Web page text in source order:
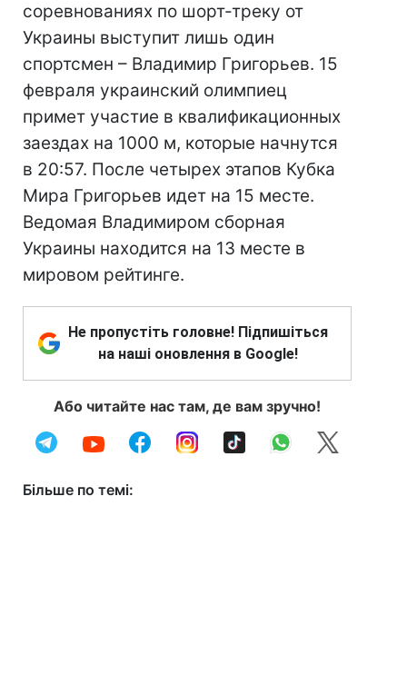
соревнованиях по шорт-треку от
Украины выступит лишь один
спортсмен – Владимир Григорьев. 15
февраля украинский олимпиец
примет участие в квалификационных
заездах на 1000 м, которые начнутся
в 20:57. После четырех этапов Кубка
Мира Григорьев идет на 15 месте.
Ведомая Владимиром сборная
Украины находится на 13 месте в
мировом рейтинге.
Не пропустіть головне! Підпишіться
на наші оновлення в Google!
Або читайте нас там, де вам зручно!
Більше по темі: